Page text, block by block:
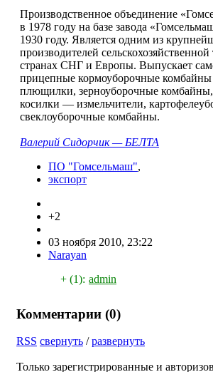
Производственное объединение
в 1978 году на базе завода
1930 году. Является одним из
производителей
странах СНГ и Европы. Выпускает
прицепные кормоуборочные
плющилки, зерноуборочные
косилки — измельчители,
свеклоуборочные комбайны.
Валерий Сидорчик — БЕЛТА
ПО "Гомсельмаш",
экспорт
+2
03 ноября 2010, 23:22
Narayan
+ (1): admin
Комментарии (0)
RSS свернуть /развернуть
Только зарегистрированные и